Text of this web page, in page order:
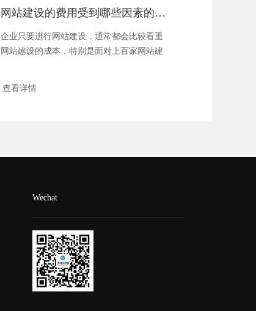
网站建设的费用受到哪些因素的影响？
企业只要进行网站建设，通常都会比较看重
网站建设的成本，特别是面对上百家网站建
查看详情
Wechat